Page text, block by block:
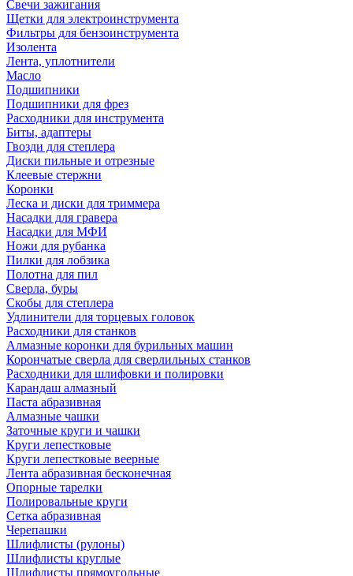
Свечи зажигания
Щетки для электроинструмента
Фильтры для бензоинструмента
Изолента
Лента, уплотнители
Масло
Подшипники
Подшипники для фрез
Расходники для инструмента
Биты, адаптеры
Гвозди для степлера
Диски пильные и отрезные
Клеевые стержни
Коронки
Леска и диски для триммера
Насадки для гравера
Насадки для МФИ
Ножи для рубанка
Пилки для лобзика
Полотна для пил
Сверла, буры
Скобы для степлера
Удлинители для торцевых головок
Расходники для станков
Алмазные коронки для бурильных машин
Корончатые сверла для сверлильных станков
Расходники для шлифовки и полировки
Карандаш алмазный
Паста абразивная
Алмазные чашки
Заточные круги и чашки
Круги лепестковые
Круги лепестковые веерные
Лента абразивная бесконечная
Опорные тарелки
Полировальные круги
Сетка абразивная
Черепашки
Шлифлисты (рулоны)
Шлифлисты круглые
Шлифлисты прямоугольные